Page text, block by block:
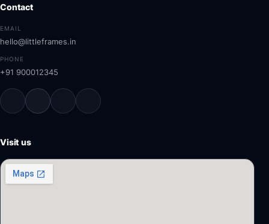
Contact
EMAIL
hello@littleframes.in
PHONE
+91 900012345
Visit us